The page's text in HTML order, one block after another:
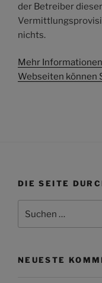
der Betreiber
nichts.
Mehr
Webseiten können
DIE SEITE
nach:
NEUESTE